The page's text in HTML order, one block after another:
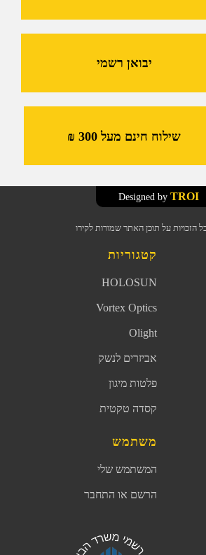
מרעום
יבואן רשמי
שילוח חינם מעל 300 ₪
הזכויות על תוכן האתר שמורות לקירו
TROI
קטגוריות
HOLOSUN
Vortex Optics
Olight
אביזרים לנשק
פלטות מיגון
קסדה טקטית
משתמש
המשתמש שלי
הרשם או התחבר